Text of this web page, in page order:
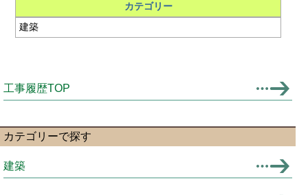
カテゴリー
建築
工事履歴TOP
カテゴリーで探す
建築